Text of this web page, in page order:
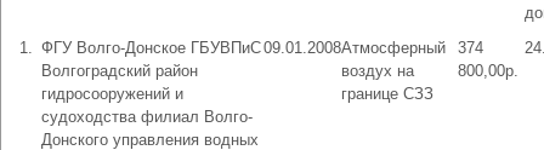
1. ФГУ Волго-Донское ГБУВПиС
Волгоградский район
гидросооружений и
судоходства филиал Волго-
Донского управления водных
09.01.2008Атмосферный
воздух на
границе СЗЗ
374
800,00р.